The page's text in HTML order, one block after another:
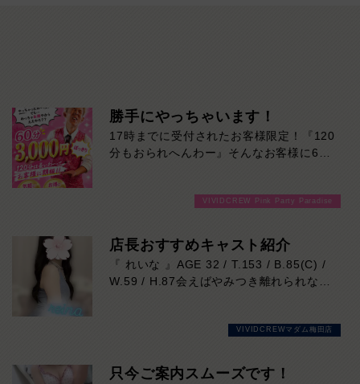
勝手にやっちゃいます！
17時までに受付されたお客様限定！『120
分もおられへんわー』そんなお客様に60
めるチャンス！たっぷり楽しみたい方は
分！その日の予定に合わせてお選びくださ
い！ご来店お待ちしております！
VIVIDCREW Pink Party Paradise
店長おすすめキャスト紹介
『 れいな 』AGE 32 / T.153 / B.85(C) /
W.59 / H.87会えばやみつき離れられない
当店のコンセプトぴったりの美しさが溢れ
その笑顔は全ての男性を虜にすること間違
VIVIDCREWマダム梅田店
只今ご案内スムーズです！